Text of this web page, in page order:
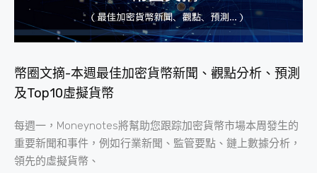
幣圈文摘-本週最佳加密貨幣新聞、觀點分析、預測
及Top10虛擬貨幣
每週一，Moneynotes將幫助您跟踪加密貨幣市場本周發生的
重要新聞和事件，例如行業新聞、監管要點、鏈上數據分析，
領先的虛擬貨幣、